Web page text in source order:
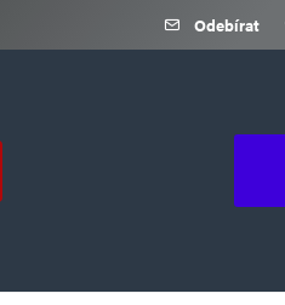
Odebírat